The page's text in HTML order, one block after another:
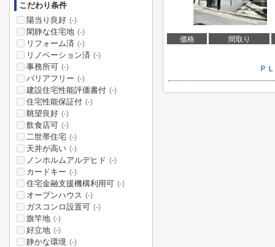
価格 間取り
Ｐ
こだわり条件
陽当り良好 (-)
閑静な住宅地 (-)
リフォーム済 (-)
リノベーション済 (-)
事務所可 (-)
バリアフリー (-)
建設住宅性能評価書付 (-)
住宅性能保証付 (-)
眺望良好 (-)
飲食店可 (-)
二世帯住宅 (-)
天井が高い (-)
ノンホルムアルデヒド (-)
カードキー (-)
住宅金融支援機構利用可 (-)
オープンハウス (-)
ガスコンロ設置可 (-)
旗竿地 (-)
好立地 (-)
静かな環境 (-)